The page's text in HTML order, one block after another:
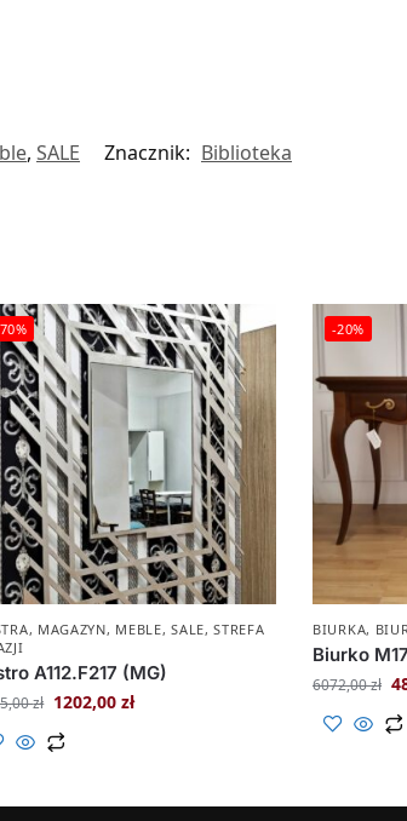
, SALE Znacznik: Biblioteka
, MAGAZYN, MEBLE,SALE,STREFA
A112.F217 (MG)
zł 1202,00zł
-20%
BIURKA,
Biurko
6072,00zł